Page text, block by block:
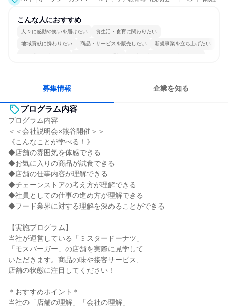
究]）
こんな人におすすめ
人々に感動や笑いを届けたい 食生活・食育に関わりたい
地域貢献に携わりたい 商品・サービスを販売したい 新規事業を立ち上げたい
人の成長を支えたい チームワークを重視 女性が働きやすい環境で働ける
募集情報 企業を知る
プログラム内容
プログラム内容
＜＜会社説明会×熊谷開催＞＞
《こんなことが学べる！》
◆店舗の雰囲気を体感できる
◆お気に入りの商品が試食できる
◆店舗の仕事内容が理解できる
◆チェーンストアの考え方が理解できる
◆社員としての仕事の進め方が理解できる
◆フード業界に対する理解を深めることができる
【実施プログラム】
当社が運営している「ミスタードーナツ」
「モスバーガー」の店舗を実際に見学して
いただきます。商品の味や接客サービス、
店舗の状態に注目してください！
＊おすすめポイント＊
当社の「店舗の理解」「会社の理解」